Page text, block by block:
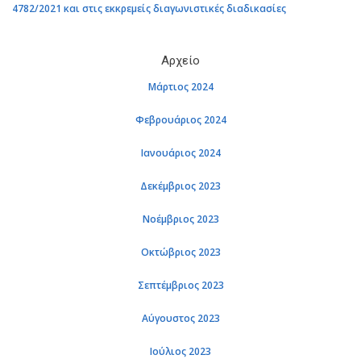
4782/2021 και στις εκκρεμείς διαγωνιστικές διαδικασίες
Αρχείο
Μάρτιος 2024
Φεβρουάριος 2024
Ιανουάριος 2024
Δεκέμβριος 2023
Νοέμβριος 2023
Οκτώβριος 2023
Σεπτέμβριος 2023
Αύγουστος 2023
Ιούλιος 2023